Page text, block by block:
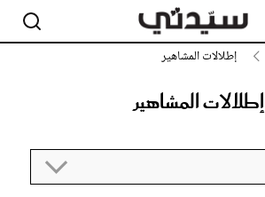
إطلالات المشاهير
إطلالات المشاهير